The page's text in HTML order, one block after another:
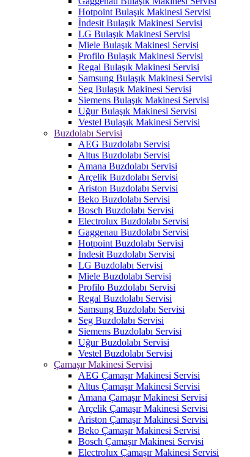
Hotpoint Bulaşık Makinesi Servisi
İndesit Bulaşık Makinesi Servisi
LG Bulaşık Makinesi Servisi
Miele Bulaşık Makinesi Servisi
Profilo Bulaşık Makinesi Servisi
Regal Bulaşık Makinesi Servisi
Samsung Bulaşık Makinesi Servisi
Seg Bulaşık Makinesi Servisi
Siemens Bulaşık Makinesi Servisi
Uğur Bulaşık Makinesi Servisi
Vestel Bulaşık Makinesi Servisi
Buzdolabı Servisi
AEG Buzdolabı Servisi
Altus Buzdolabı Servisi
Amana Buzdolabı Servisi
Arçelik Buzdolabı Servisi
Ariston Buzdolabı Servisi
Beko Buzdolabı Servisi
Bosch Buzdolabı Servisi
Electrolux Buzdolabı Servisi
Gaggenau Buzdolabı Servisi
Hotpoint Buzdolabı Servisi
İndesit Buzdolabı Servisi
LG Buzdolabı Servisi
Miele Buzdolabı Servisi
Profilo Buzdolabı Servisi
Regal Buzdolabı Servisi
Samsung Buzdolabı Servisi
Seg Buzdolabı Servisi
Siemens Buzdolabı Servisi
Uğur Buzdolabı Servisi
Vestel Buzdolabı Servisi
Çamaşır Makinesi Servisi
AEG Çamaşır Makinesi Servisi
Altus Çamaşır Makinesi Servisi
Amana Çamaşır Makinesi Servisi
Arçelik Çamaşır Makinesi Servisi
Ariston Çamaşır Makinesi Servisi
Beko Çamaşır Makinesi Servisi
Bosch Çamaşır Makinesi Servisi
Electrolux Çamaşır Makinesi Servisi